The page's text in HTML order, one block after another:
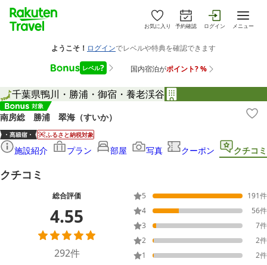
お気に入り 予約確認 ログイン メニュー
千葉県鴨川・勝浦・御宿・養老渓谷
南房総 勝浦 翠海（すいか）
ふるさと納税対象
施設紹介 プラン 部屋 写真 クーポン クチコミ
クチコミ
総合評価
4.55
292件
5 191件
4
56件
3
7件
2
2件
1
2件